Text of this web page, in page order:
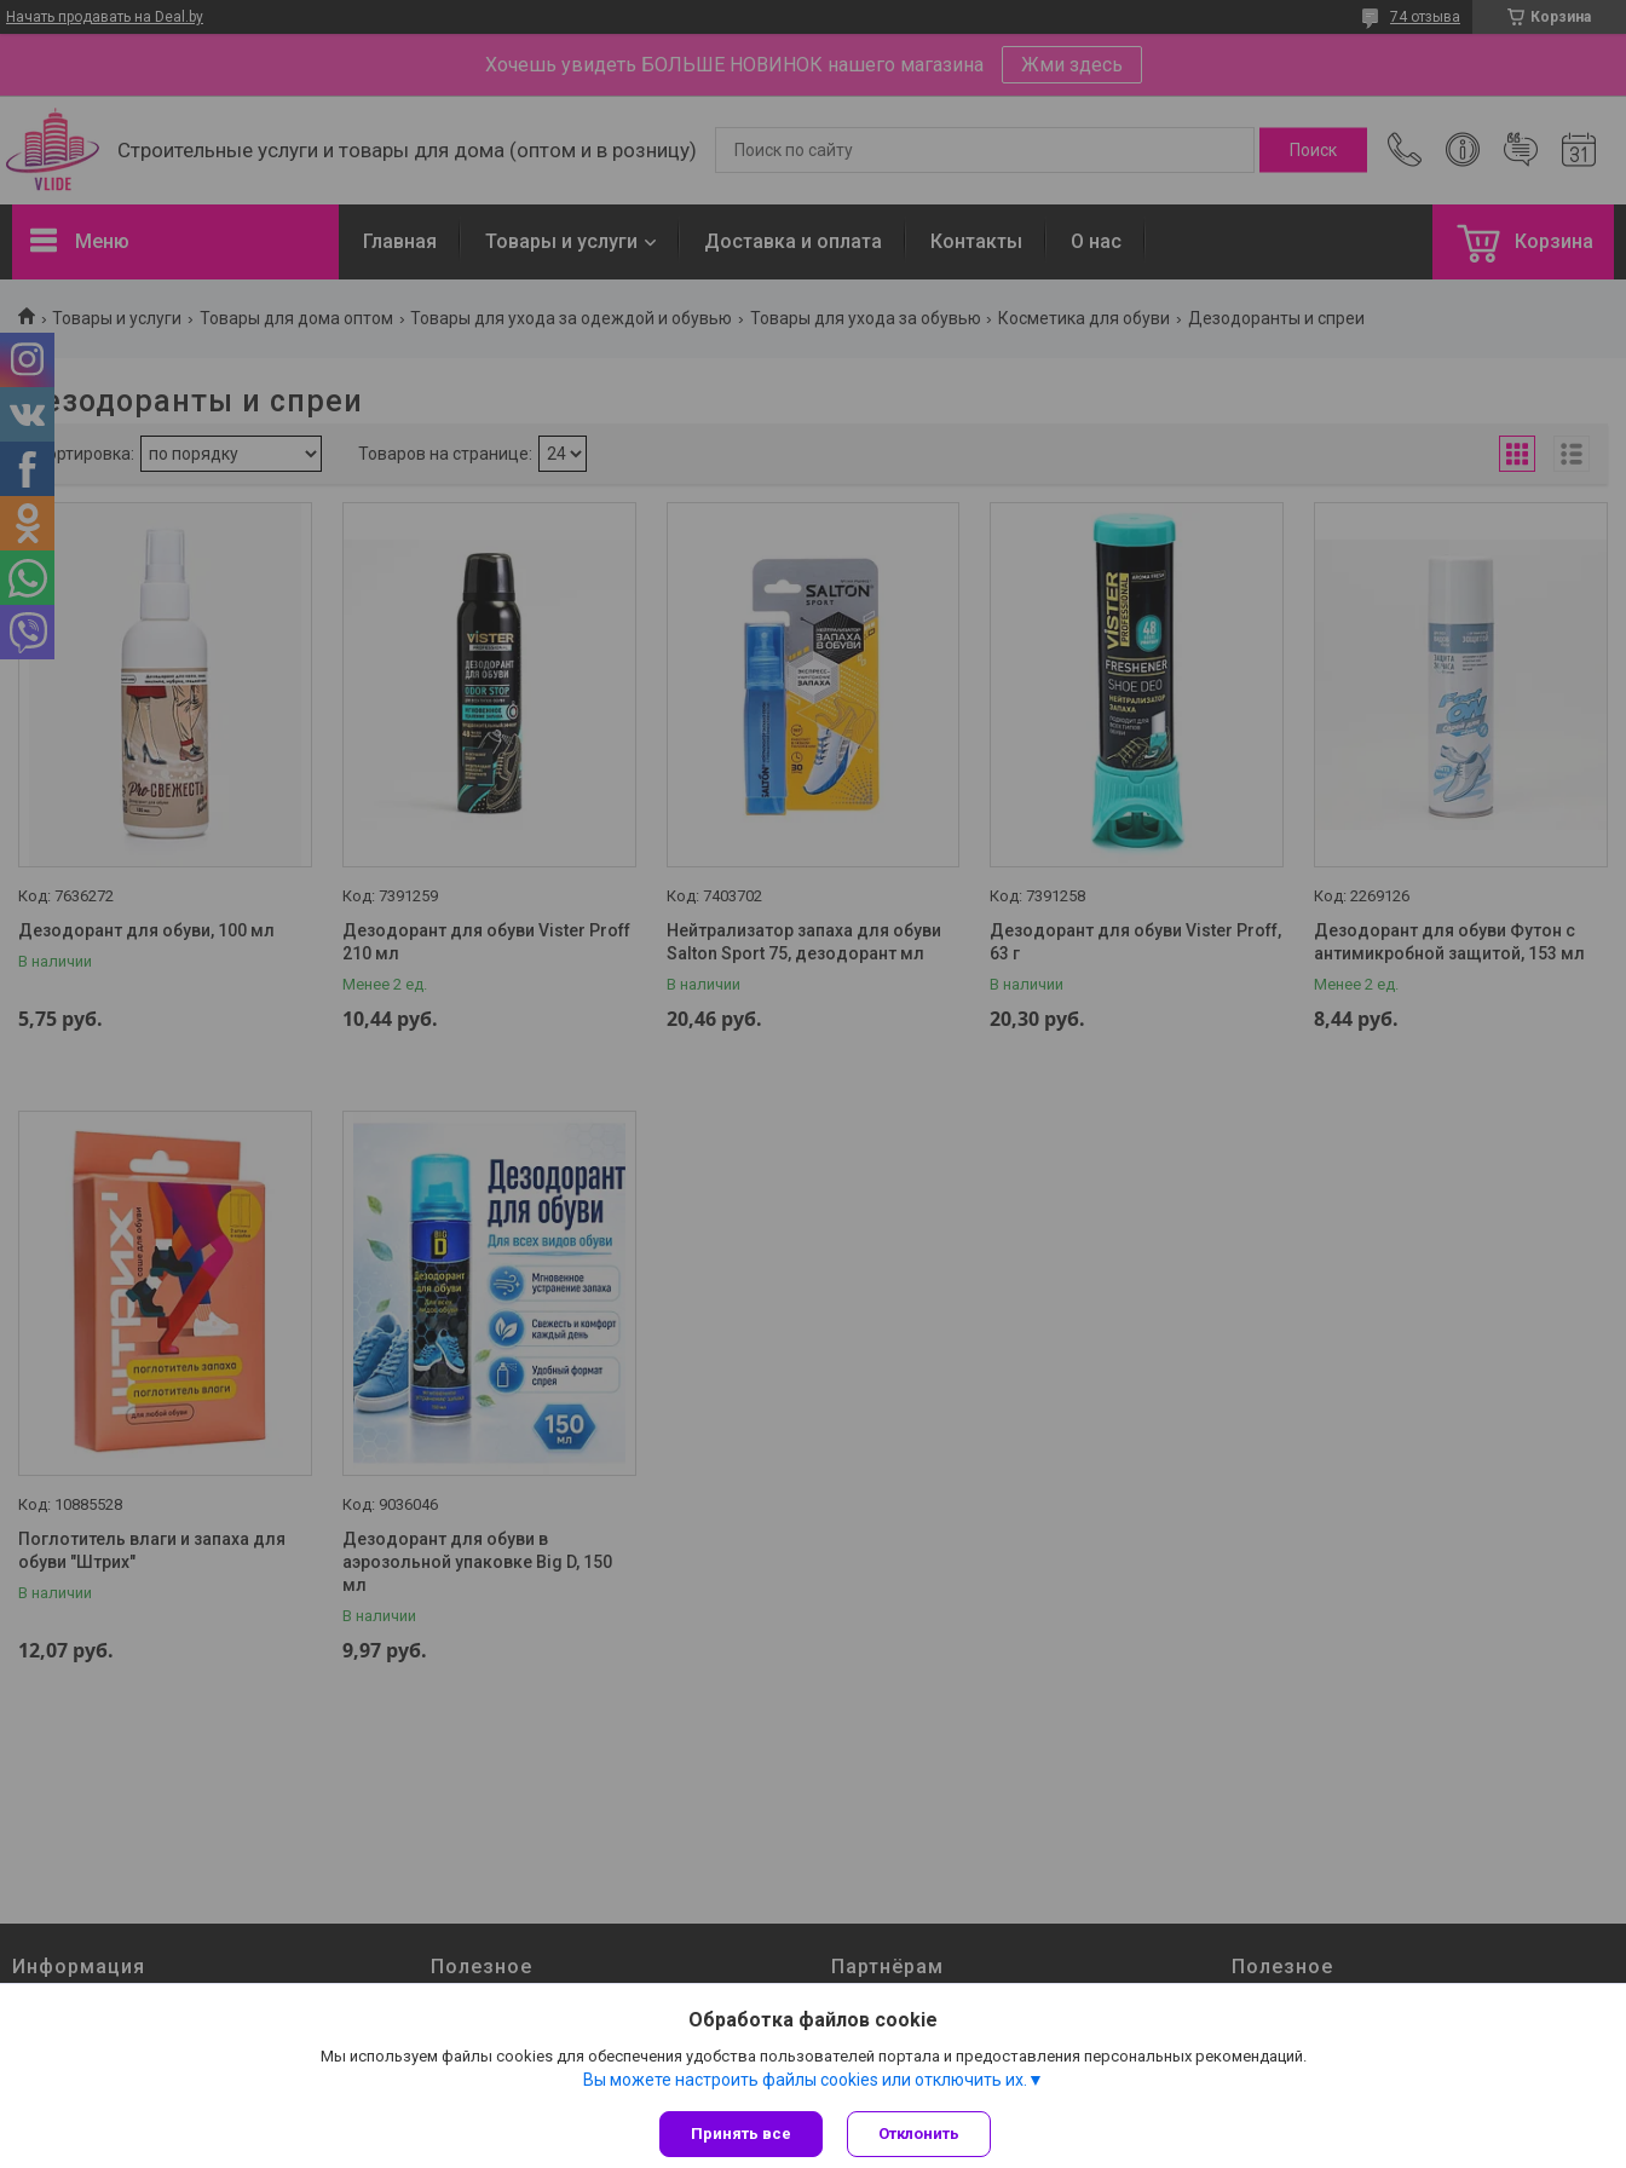
Начать продавать на Deal.by Корзина
74 отзыва
Хочешь увидеть БОЛЬШЕ НОВИНОК нашего магазина Жми здесь
Строительные услуги и товары для дома (оптом и в розницу)
Меню
Товары и услуги
Доставка и оплата
Наши контакты
О нас
Отзывы о компании
Портфолио - наши работы
Интересные статьи
Главная Товары и услуги Доставка и оплата Контакты О нас Корзина
Товары и услуги Товары для дома оптом Товары для ухода за одеждой и обувью Товары для ухода за обувью Косметика для обуви Дезодоранты и спреи
Дезодоранты и спреи
7636272
Дезодорант для обуви, 100 мл
В наличии
5,75 руб.
7391259
Дезодорант для обуви Vister Proff
210 мл
Менее 2 ед.
10,44 руб.
7403702
Нейтрализатор запаха для обуви
Salton Sport 75, дезодорант мл
В наличии
20,46 руб.
7391258
Дезодорант для обуви Vister Proff,
63 г
В наличии
20,30 руб.
2269126
Дезодорант для обуви Футон с
антимикробной защитой, 153 мл
Менее 2 ед.
8,44 руб.
10885528
Поглотитель влаги и запаха для
обуви "Штрих"
В наличии
12,07 руб.
9036046
Дезодорант для обуви в
аэрозольной упаковке Big D, 150
мл
В наличии
9,97 руб.
Информация Полезное
Отзывы о компании
Партнёрам
Реквизиты
Полезное
Сайт создан на платформе Deal.by
Политика обработки файлов cookies
Обработка файлов cookie
Мы используем файлы cookies для обеспечения удобства пользователей портала и предоставления персональных рекомендаций.
Вы можете настроить файлы cookies или отключить их.
Принять все Отклонить